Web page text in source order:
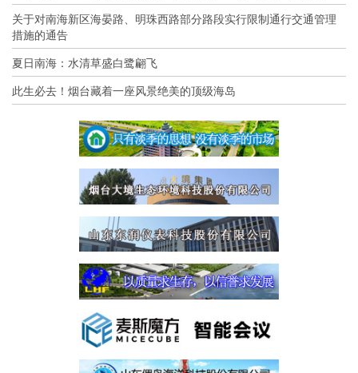
关于对南海新区海晏路、明珠西路部分路段实行限制通行交通管理
措施的通告
夏日南海：水清草盛白鹭翩飞
此生必去！烟台藏着一座风景绝美的顶级海岛